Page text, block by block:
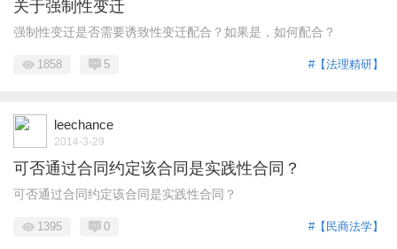
关于强制性变迁
强制性变迁是否需要诱致性变迁配合？如果是，如何配合？
#【法理精研】
1858 5
leechance
2014-3-29
可否通过合同约定该合同是实践性合同？
可否通过合同约定该合同是实践性合同？
#【民商法学】
1395 0